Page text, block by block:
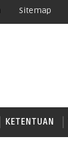
Sitemap
KETENTUAN